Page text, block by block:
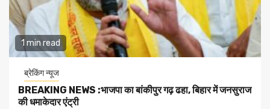
1 min read
ब्रेकिंग न्यूज
BREAKING NEWS :भाजपा का बांकीपुर गढ़ ढहा, बिहार में जनसुराज
की धमाकेदार एंट्री